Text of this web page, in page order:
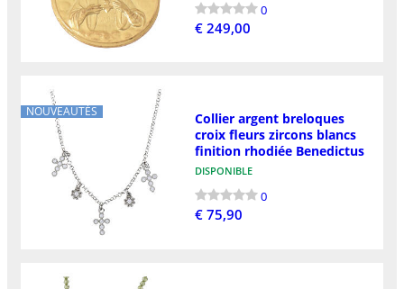
0
€ 249,00
NOUVEAUTÉS
Collier argent breloques
croix fleurs zircons blancs
finition rhodiée Benedictus
DISPONIBLE
0
€ 75,90